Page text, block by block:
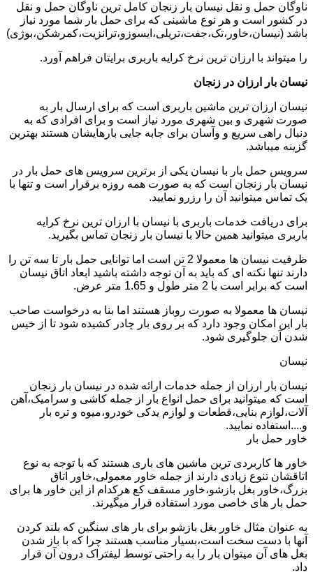
ناوگان حمل و نقل نیسان بار زنجان کامل ترین ناوگان حمل و نقل
در کشور است و هر نوع ماشینی که برای حمل بار شما مورد نیاز
باشد (نیسان،خاور،تک،جفت،تریلی،ایسوزو،ترانزیت،کمرشکن،بوژی)
را میتواند با ارزان ترین نرخ کرایه باربری برایتان فراهم آورد.
نیسان بار ارزان در زنجان
نیسان ارزان ترین ماشین باربری است که برای ارسال بار به
صورت شهری و بین شهری مورد نیاز است و برای افرادی که به
دنبال راهی سریع و وآسان برای جابه جایی بارهایشان هستند بهترین
گزینه میباشد.
سرویس حمل بار با نیسان یکی از برترین سرویس های حمل بار در
نیسان بار زنجان است که به صورت همه روزه برقرار است و تنها با
یک تماس میتوانید آن را رزرو نمایید.
برای دریافت خدمات باربری با نیسان با ارزان ترین نرخ کرایه
باربری میتوانید همین حالا با نیسان بار زنجان تماس بگیرید.
ظرفیت نیسان ها معمولا 2 تن است اما توانایی حمل بار تا سه تن را
دارند تنها نکته ای که باید به آن توجه داشته باشید ابعاد اتاق نیسان
است که برابر است با 2 متر طول و 1.65 متر عرض.
نیسان ها معمولا به صورت روباز هستند اما بنا به درخواست صاحب
بار این امکان وجود دارد که بر روی بار چادر کشیده شود تا از خیس
شدن آن جلوگیری شود.
نیسان
نیسان بار ارزان از جمله خدمات ارائه شده در نیسان بار زنجان
است که میتوانید برای حمل انواع بار از جمله کاشی و سرامیک،آهن
آلات،لوازم بنایی،قطعات و لوازم یدکی خودرو،میوه و تره بار
و....استفاده نمایید.
خاور حمل بار
خاور ها کاربردی ترین ماشین های باری هستند که با توجه به نوع
اتاقشان تنوع زیادی دارند از جمله خاور معمولی،خاور اتاق
بزرگ،خاور بغل بازشو،خاور مسقف کع هرکدام از این خاور ها برای
حمل بار های خاصی مورد استفاده قرار میگیرند.
به عنوان مثال خاور بغل بازشو برای بار های سنگین که بلند کردن
آنها با دست سخت است،بسیار مناسب هستند چرا که با باز شدن
بغل های آن میتوان بار را به راحتی توسط لیفتراک درون آن قرار
داد.